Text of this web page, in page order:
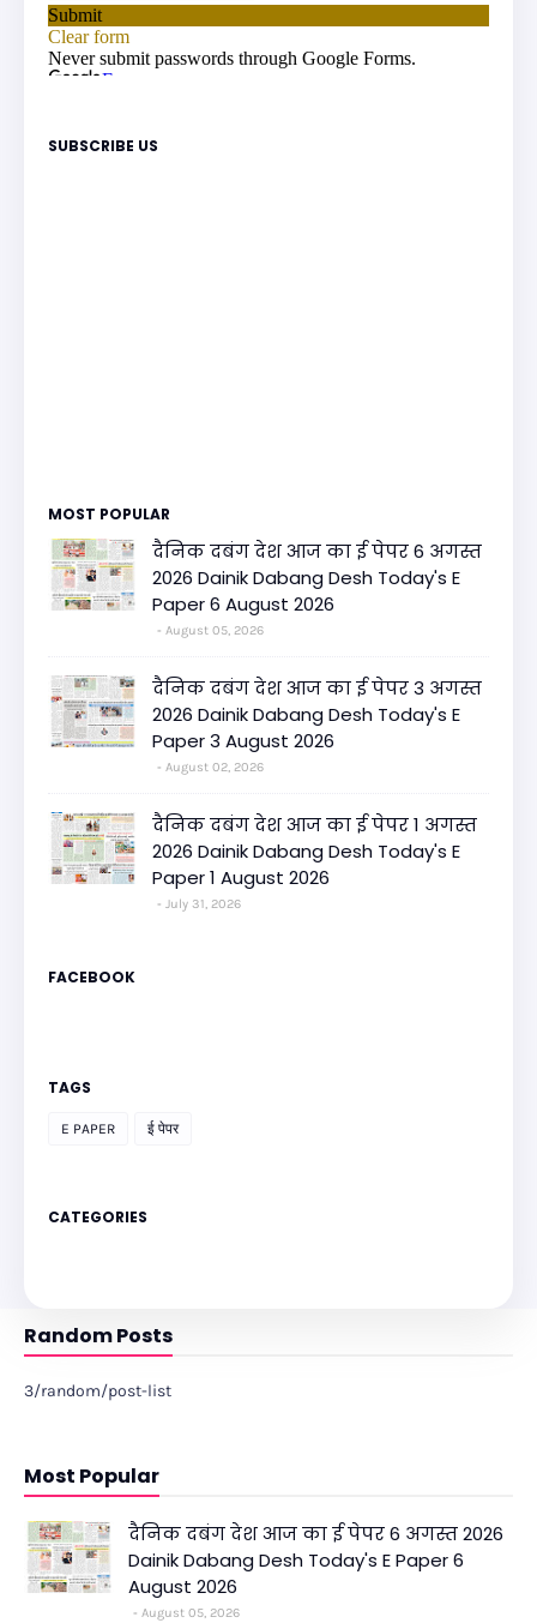
SUBSCRIBE US
MOST POPULAR
दैनिक दबंग देश आज का ई पेपर 6 अगस्त
2026 Dainik Dabang Desh Today's E
Paper 6 August 2026
August 05, 2026
दैनिक दबंग देश आज का ई पेपर 3 अगस्त
2026 Dainik Dabang Desh Today's E
Paper 3 August 2026
August 02, 2026
दैनिक दबंग देश आज का ई पेपर 1 अगस्त
2026 Dainik Dabang Desh Today's E
Paper 1 August 2026
July 31, 2026
FACEBOOK
TAGS
E PAPER ई पेपर
CATEGORIES
Random Posts
3/random/post-list
Most Popular
दैनिक दबंग देश आज का ई पेपर 6 अगस्त 2026
Dainik Dabang Desh Today's E Paper 6
August 2026
August 05, 2026